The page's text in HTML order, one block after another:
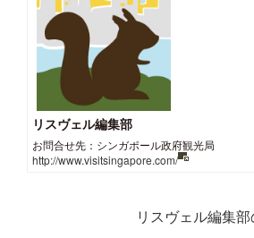
リスヴェル編集部
お問合せ先：シンガポール政府観光局
http://www.visitsingapore.com/
リスヴェル編集